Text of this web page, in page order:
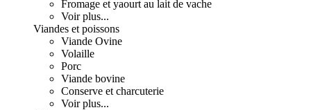
Fromage et yaourt au lait de vache
Voir plus...
Viandes et poissons
Viande Ovine
Volaille
Porc
Viande bovine
Conserve et charcuterie
Voir plus...